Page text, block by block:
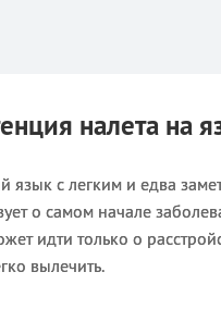
налета на
язык с легким и едва
о самом начале
идти только о
вылечить.